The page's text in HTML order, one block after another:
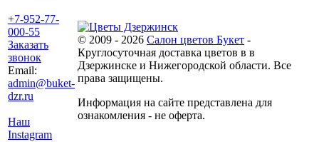
+7-952-77-
000-55
Заказать
звонок
Email:
admin@buket-
dzr.ru
Наш
Instagram
© 2009 - 2026 Салон цветов Букет -
Круглосуточная доставка цветов в в
Дзержинске и Нижегородской области. Все
права защищены.
Информация на сайте представлена для
ознакомления - не оферта.